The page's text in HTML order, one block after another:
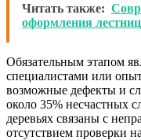
Читать также:
оформления лестниц
Обязательным этапом
специалистами или
возможные дефекты и
около 35% несчастных
деревьях связаны с
отсутствием проверки